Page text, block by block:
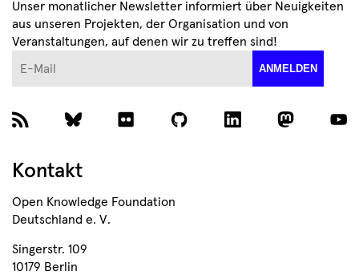
Unser monatlicher Newsletter informiert über Neuigkeiten
aus unseren Projekten, der Organisation und von
Veranstaltungen, auf denen wir zu treffen sind!
ANMELDEN
Kontakt
Open Knowledge Foundation
Deutschland e. V.
Singerstr. 109
10179 Berlin